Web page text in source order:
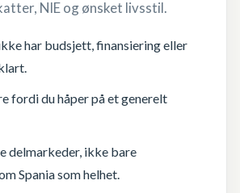
NIE og ønsket livsstil.
har budsjett, finansiering eller
fordi du håper på et generelt
delmarkeder, ikke bare
Spania som helhet.